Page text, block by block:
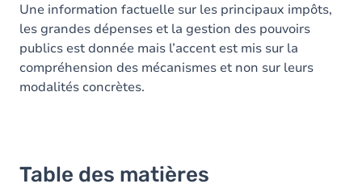
Une information factuelle sur les principaux impôts,
les grandes dépenses et la gestion des pouvoirs
publics est donnée mais l’accent est mis sur la
compréhension des mécanismes et non sur leurs
modalités concrètes.
Table des matières